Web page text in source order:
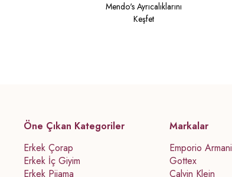
Mendo's Ayrıcalıklarını
Keşfet
Öne Çıkan Kategoriler
Erkek Çorap
Erkek İç Giyim
Erkek Pijama
Markalar
Emporio Armani
Gottex
Calvin Klein